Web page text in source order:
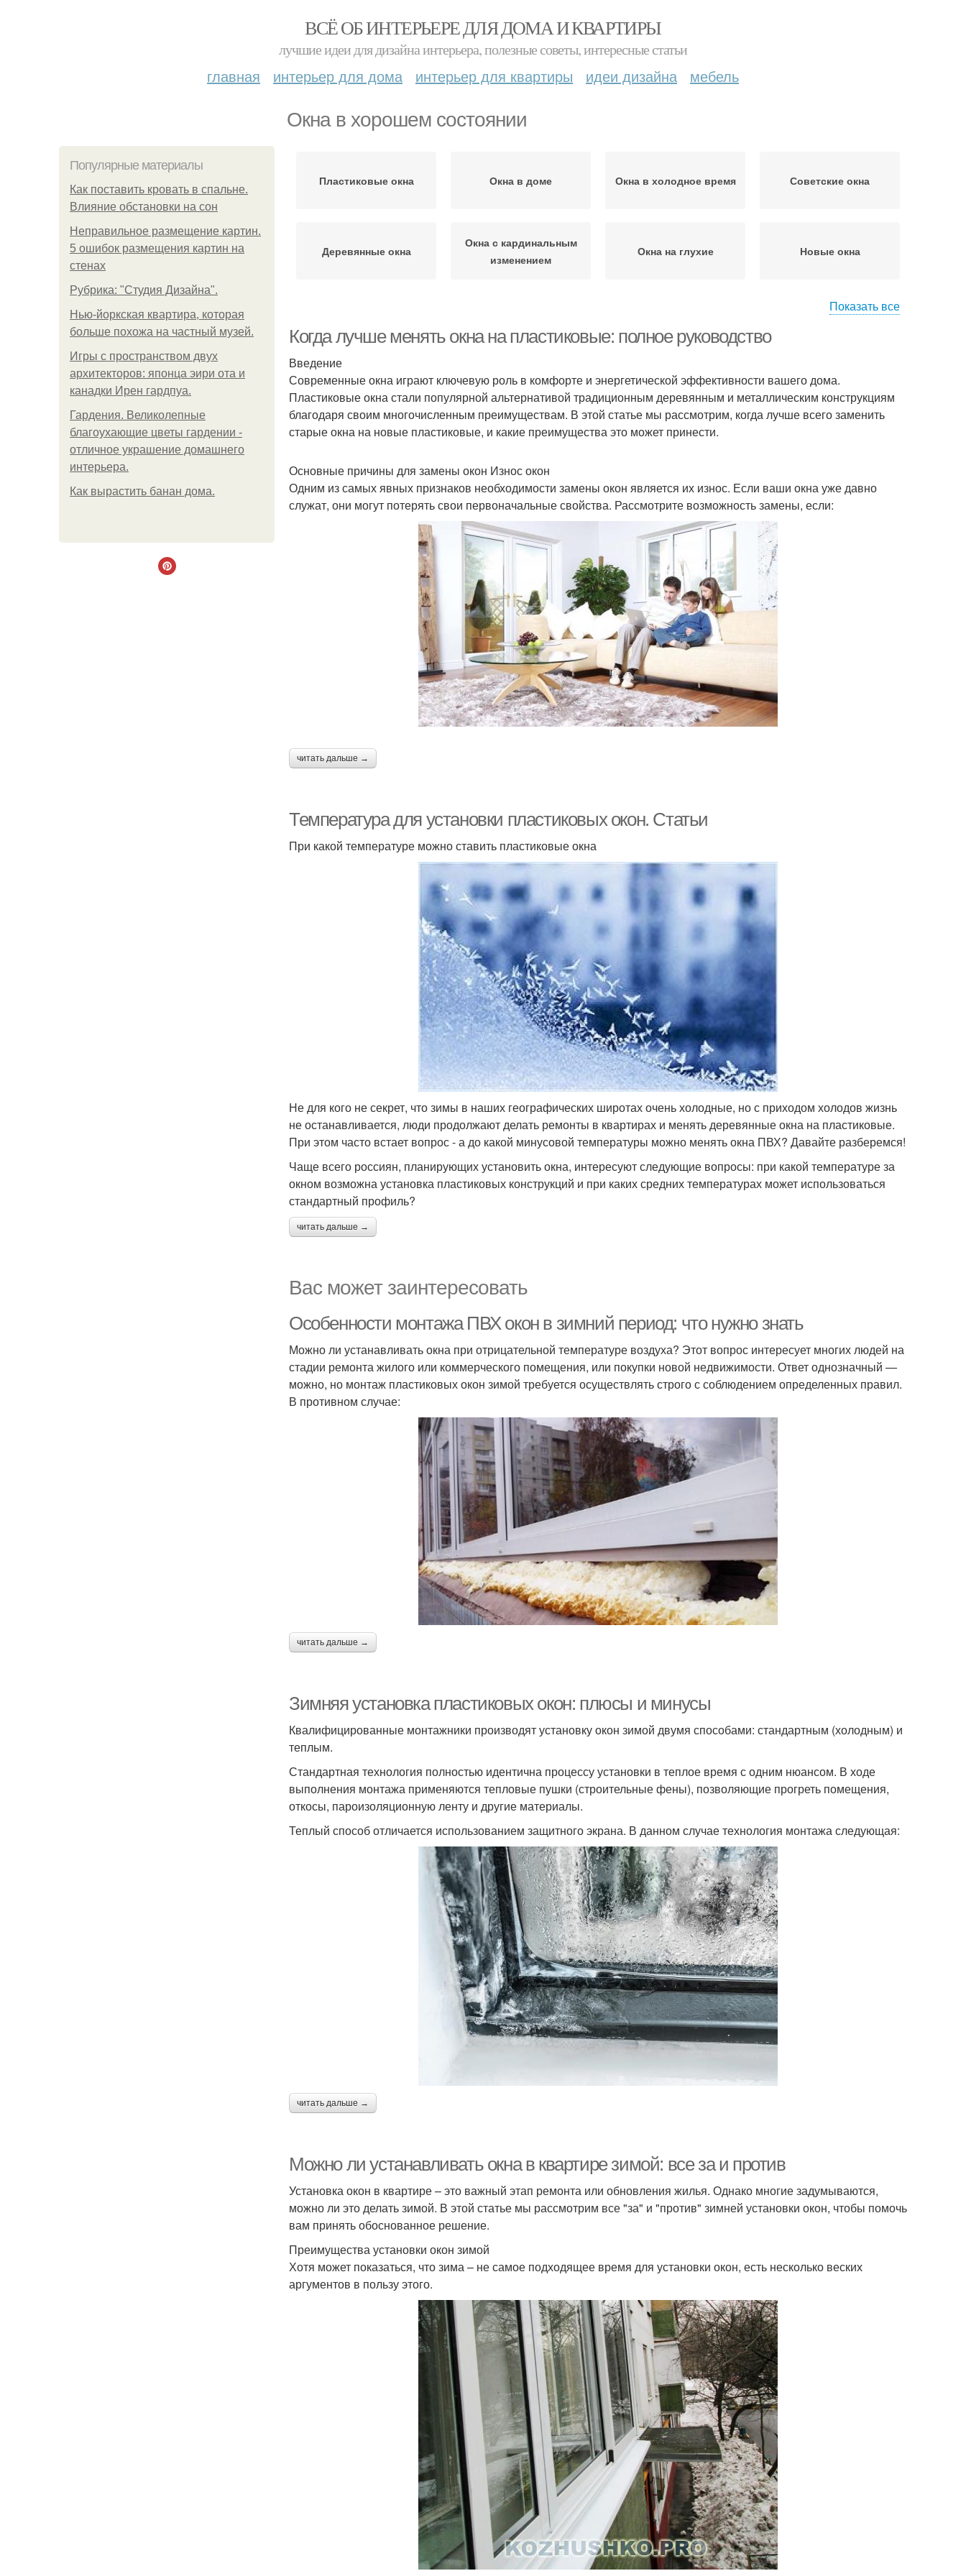
ВСЁ ОБ ИНТЕРЬЕРЕ ДЛЯ ДОМА И КВАРТИРЫ
лучшие идеи для дизайна интерьера, полезные советы, интересные статьи
главная интерьер для дома интерьер для квартиры идеи дизайна мебель
Окна в хорошем состоянии
Популярные материалы
Как поставить кровать в спальне.
Влияние обстановки на сон
Неправильное размещение картин.
5 ошибок размещения картин на
стенах
Рубрика: "Студия Дизайна".
Нью-йоркская квартира, которая
больше похожа на частный музей.
Игры с пространством двух
архитекторов: японца эири ота и
канадки Ирен гардпуа.
Гардения. Великолепные
благоухающие цветы гардении -
отличное украшение домашнего
интерьера.
Как вырастить банан дома.
Пластиковые окна Окна в доме Окна в холодное время Советские окна
Деревянные окна
Окна с кардинальным
изменением
Окна на глухие Новые окна
погоду
Показать все
Когда лучше менять окна на пластиковые: полное руководство
Введение
Современные окна играют ключевую роль в комфорте и энергетической эффективности вашего дома.
Пластиковые окна стали популярной альтернативой традиционным деревянным и металлическим конструкциям
благодаря своим многочисленным преимуществам. В этой статье мы рассмотрим, когда лучше всего заменить
старые окна на новые пластиковые, и какие преимущества это может принести.
Основные причины для замены окон Износ окон
Одним из самых явных признаков необходимости замены окон является их износ. Если ваши окна уже давно
служат, они могут потерять свои первоначальные свойства. Рассмотрите возможность замены, если:
читать дальше →
Температура для установки пластиковых окон. Статьи
При какой температуре можно ставить пластиковые окна
Не для кого не секрет, что зимы в наших географических широтах очень холодные, но с приходом холодов жизнь
не останавливается, люди продолжают делать ремонты в квартирах и менять деревянные окна на пластиковые.
При этом часто встает вопрос - а до какой минусовой температуры можно менять окна ПВХ? Давайте разберемся!
Чаще всего россиян, планирующих установить окна, интересуют следующие вопросы: при какой температуре за
окном возможна установка пластиковых конструкций и при каких средних температурах может использоваться
стандартный профиль?
читать дальше →
Вас может заинтересовать
Особенности монтажа ПВХ окон в зимний период: что нужно знать
Можно ли устанавливать окна при отрицательной температуре воздуха? Этот вопрос интересует многих людей на
стадии ремонта жилого или коммерческого помещения, или покупки новой недвижимости. Ответ однозначный —
можно, но монтаж пластиковых окон зимой требуется осуществлять строго с соблюдением определенных правил.
В противном случае:
читать дальше →
Зимняя установка пластиковых окон: плюсы и минусы
Квалифицированные монтажники производят установку окон зимой двумя способами: стандартным (холодным) и
теплым.
Стандартная технология полностью идентична процессу установки в теплое время с одним нюансом. В ходе
выполнения монтажа применяются тепловые пушки (строительные фены), позволяющие прогреть помещения,
откосы, пароизоляционную ленту и другие материалы.
Теплый способ отличается использованием защитного экрана. В данном случае технология монтажа следующая:
читать дальше →
Можно ли устанавливать окна в квартире зимой: все за и против
Установка окон в квартире – это важный этап ремонта или обновления жилья. Однако многие задумываются,
можно ли это делать зимой. В этой статье мы рассмотрим все "за" и "против" зимней установки окон, чтобы помочь
вам принять обоснованное решение.
Преимущества установки окон зимой
Хотя может показаться, что зима – не самое подходящее время для установки окон, есть несколько веских
аргументов в пользу этого.